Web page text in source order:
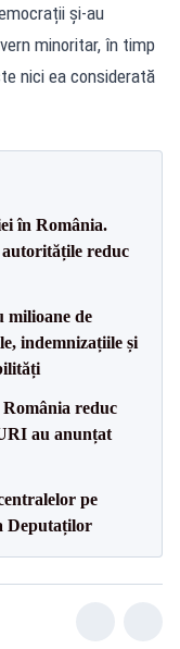
și-au
minoritar, în timp
nici ea considerată
în România.
autoritățile reduc
milioane de
indemnizațiile și
reduc
au anunțat
pe
Deputaților